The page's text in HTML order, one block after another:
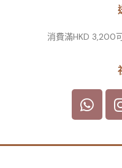
消費滿HKD 3,200